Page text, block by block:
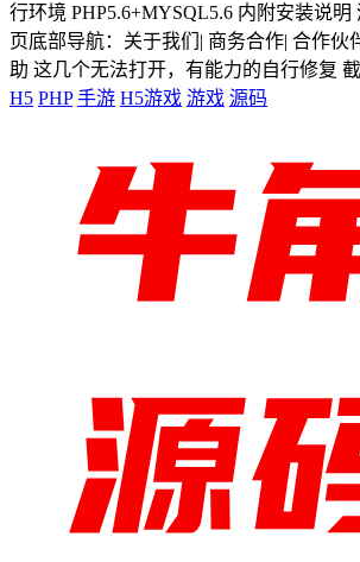
行环境 PHP5.6+MYSQL5.6 内附安装说
页底部导航：关于我们| 商务合作| 合作伙
助 这几个无法打开，有能力的自行修复
H5 PHP 手游 H5游戏 游戏 源码